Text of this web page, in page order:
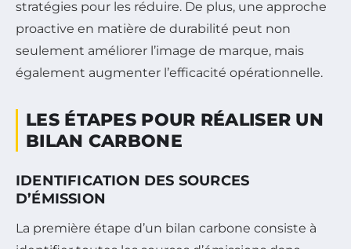
stratégies pour les réduire. De plus, une approche
proactive en matière de durabilité peut non
seulement améliorer l’image de marque, mais
également augmenter l’efficacité opérationnelle.
LES ÉTAPES POUR RÉALISER UN
BILAN CARBONE
IDENTIFICATION DES SOURCES
D’ÉMISSION
La première étape d’un bilan carbone consiste à